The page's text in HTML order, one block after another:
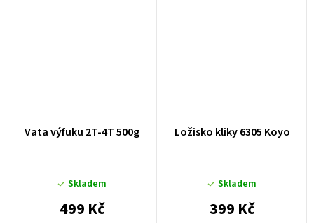
Vata výfuku 2T-4T 500g
Skladem
499 Kč
Ložisko kliky 6305 Koyo
Skladem
399 Kč